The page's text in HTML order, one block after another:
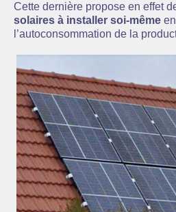
Cette dernière propose en effet
solaires à installer soi-même
l’autoconsommation de la